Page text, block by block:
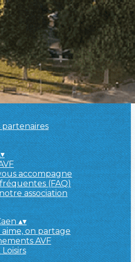
des réseaux sociaux
partenaires
▾
accompagne
(FAQ)
association
▴▾
aime, on partage
AVF